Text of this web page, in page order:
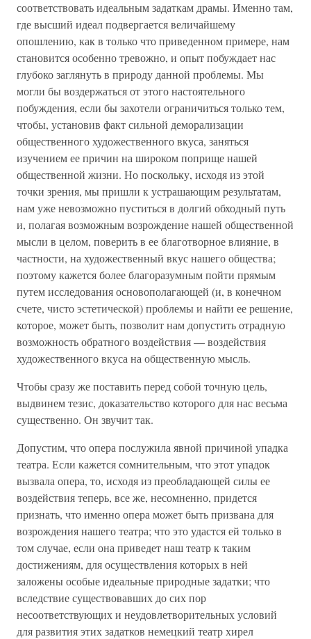
соответствовать идеальным задаткам драмы. Именно там,
где высший идеал подвергается величайшему
опошлению, как в только что приведенном примере, нам
становится особенно тревожно, и опыт побуждает нас
глубоко заглянуть в природу данной проблемы. Мы
могли бы воздержаться от этого настоятельного
побуждения, если бы захотели ограничиться только тем,
чтобы, установив факт сильной деморализации
общественного художественного вкуса, заняться
изучением ее причин на широком поприще нашей
общественной жизни. Но поскольку, исходя из этой
точки зрения, мы пришли к устрашающим результатам,
нам уже невозможно пуститься в долгий обходный путь
и, полагая возможным возрождение нашей общественной
мысли в целом, поверить в ее благотворное влияние, в
частности, на художественный вкус нашего общества;
поэтому кажется более благоразумным пойти прямым
путем исследования основополагающей (и, в конечном
счете, чисто эстетической) проблемы и найти ее решение,
которое, может быть, позволит нам допустить отрадную
возможность обратного воздействия — воздействия
художественного вкуса на общественную мысль.
Чтобы сразу же поставить перед собой точную цель,
выдвинем тезис, доказательство которого для нас весьма
существенно. Он звучит так.
Допустим, что опера послужила явной причиной упадка
театра. Если кажется сомнительным, что этот упадок
вызвала опера, то, исходя из преобладающей силы ее
воздействия теперь, все же, несомненно, придется
признать, что именно опера может быть призвана для
возрождения нашего театра; что это удастся ей только в
том случае, если она приведет наш театр к таким
достижениям, для осуществления которых в ней
заложены особые идеальные природные задатки; что
вследствие существовавших до сих пор
несоответствующих и неудовлетворительных условий
для развития этих задатков немецкий театр хирел